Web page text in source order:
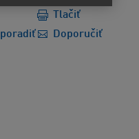
Doporučiť
Tlačiť